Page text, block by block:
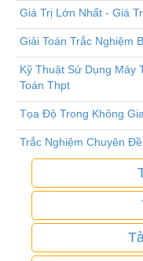
Giá Trị Lớn Nhất - Giá
Giải Toán Trắc Nghiệm
Kỹ Thuật Sử Dụng Máy
Toán Thpt
Tọa Độ Trong Không
Trắc Nghiệm Chuyên